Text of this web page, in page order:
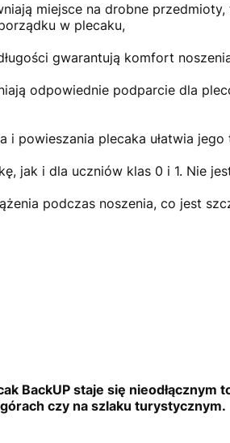
miejsce na drobne
w plecaku,
gwarantują komfort
odpowiednie podparcie dla
i powieszania plecaka ułatwia
jak i dla uczniów klas 0 i 1. Nie
podczas noszenia, co jest
BackUP staje się
czy na szlaku turystycznym.